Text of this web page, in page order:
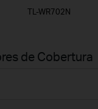
TL-WR702N
de Cobertura